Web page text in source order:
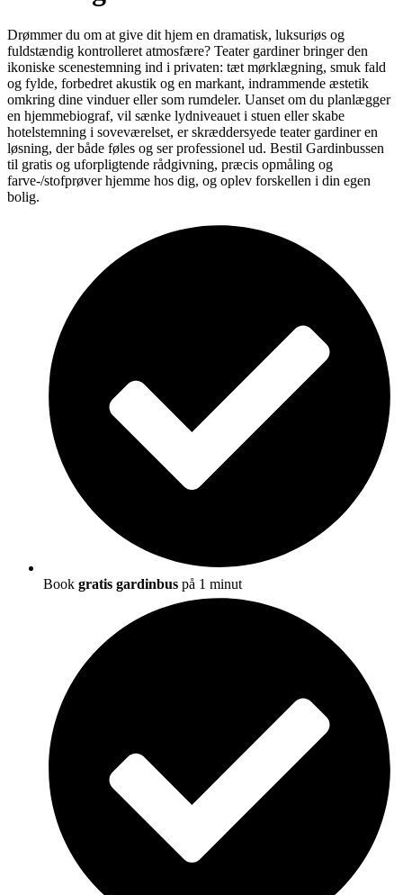
Drømmer du om at give dit hjem en dramatisk, luksuriøs og
fuldstændig kontrolleret atmosfære? Teater gardiner bringer den
ikoniske scenestemning ind i privaten: tæt mørklægning, smuk fald
og fylde, forbedret akustik og en markant, indrammende æstetik
omkring dine vinduer eller som rumdeler. Uanset om du planlægger
en hjemmebiograf, vil sænke lydniveauet i stuen eller skabe
hotelstemning i soveværelset, er skræddersyede teater gardiner en
løsning, der både føles og ser professionel ud. Bestil Gardinbussen
til gratis og uforpligtende rådgivning, præcis opmåling og
farve-/stofprøver hjemme hos dig, og oplev forskellen i din egen
bolig.
Book gratis gardinbus på 1 minut